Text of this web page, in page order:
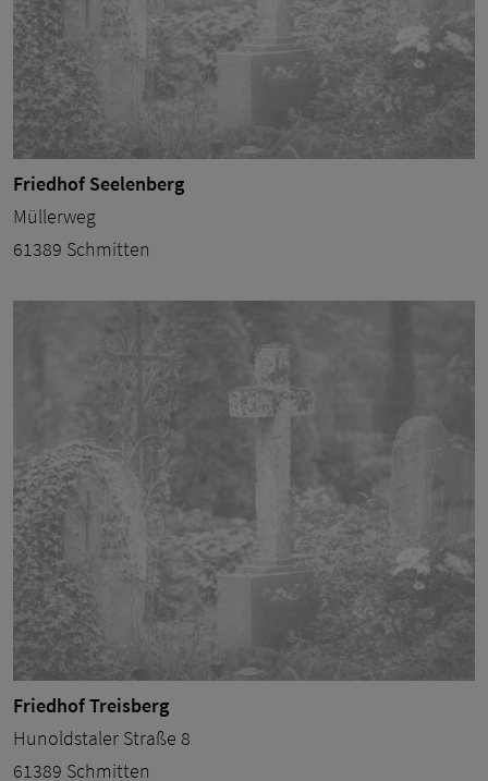
Friedhof Seelenberg
Müllerweg
61389 Schmitten
Friedhof Treisberg
Hunoldstaler Straße 8
61389 Schmitten